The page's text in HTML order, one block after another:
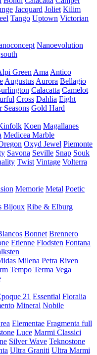
Jacquard Joliet Kilim
Tango Uptown Victorian
Nanoevolution
south
Green Ama Antico
Augustus Aurora Bellagio
Calacatta Camelot
Cross Dahlia Eight
Seasons Gold Hard
Koen Magallanes
Medicea Marble
Oxyd Jewel Piemonte
Savona Seville Snap Souk
Twist Vintage Volterra
Memorie Metal Poetic
Bijoux Ribe & Elburg
Bonnet Brennero
Etienne Flodsten Fontana
Milena Petra Riven
Tempo Terma Vega
21 Essential Floralia
Mineral Nobile
Elementae Fragmenta full
Luce Marmi Classici
Silver Wave Teknostone
Ultra Graniti Ultra Marmi